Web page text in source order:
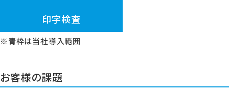
印字検査
※青枠は当社導入範囲
お客様の課題